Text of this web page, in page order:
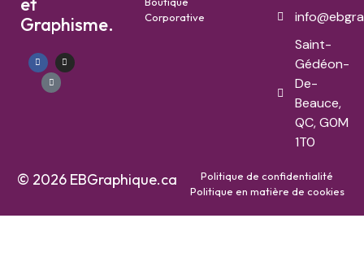
Graphisme.
Corporative
Saint-
Gédéon-
De-
Beauce,
QC, G0M
1T0
© 2026 EBGraphique.ca
Politique de confidentialité
Politique en matière de cookies